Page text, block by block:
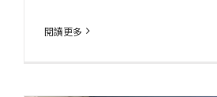
閱讀更多